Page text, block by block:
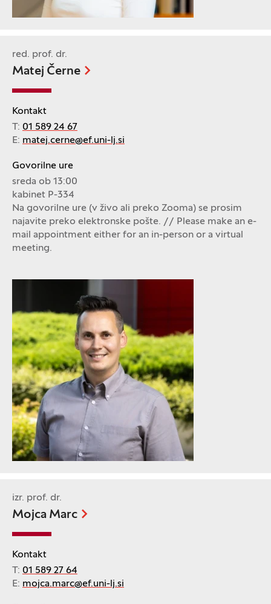
red. prof. dr.
Matej Černe
Kontakt
T: 01 589 24 67
E: matej.cerne@ef.uni-lj.si
Govorilne ure
sreda ob 13:00
kabinet P-334
Na govorilne ure (v živo ali preko Zooma) se prosim
najavite preko elektronske pošte. // Please make an e-
mail appointment either for an in-person or a virtual
meeting.
izr. prof. dr.
Mojca Marc
Kontakt
T: 01 589 27 64
E: mojca.marc@ef.uni-lj.si